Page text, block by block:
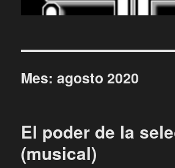
Mes:agosto 2020
El poder de la
(musical)